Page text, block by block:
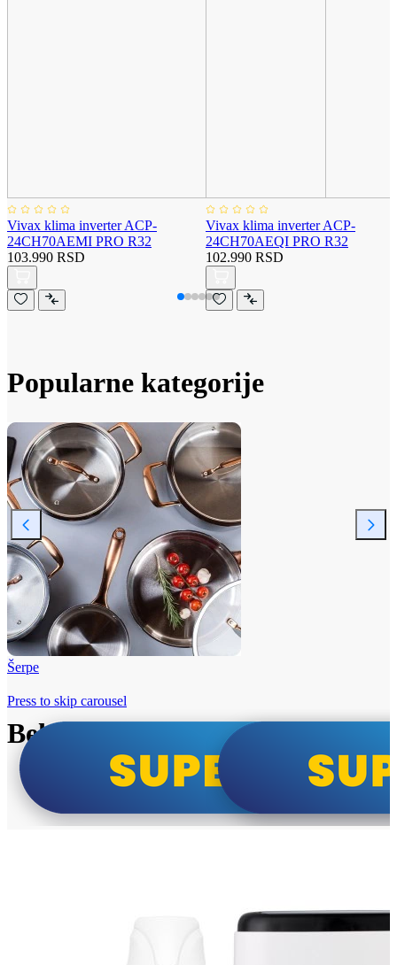
Vivax klima inverter ACP-
24CH70AEMI PRO R32
103.990 RSD
Vivax klima inverter ACP-
24CH70AEQI PRO R32
102.990 RSD
Popularne kategorije
Šerpe
Beko i Tesla super cene
Press to skip carousel